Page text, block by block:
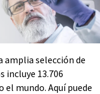
amplia selección de
incluye 13.706
mundo. Aquí puede